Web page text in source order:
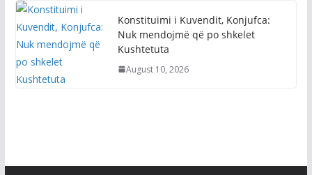
Konstituimi i Kuvendit, Konjufca:
Nuk mendojmë që po shkelet
Kushtetuta
August 10, 2026